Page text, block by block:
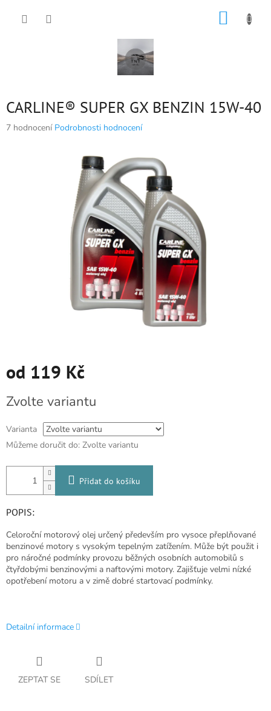
CARLINE® SUPER GX BENZIN 15W-40
Průměrné
7 hodnocení Podrobnosti hodnocení
od 119 Kč
cena:
Zvolte variantu
Varianta
Můžeme doručit do: Zvolte variantu
Přidat do košíku
POPIS:
Celoroční motorový olej určený především pro vysoce přeplňované
benzinové motory s vysokým tepelným zatížením. Může být použit i
pro náročné podmínky provozu běžných osobních automobilů s
čtyřdobými benzinovými a naftovými motory. Zajišťuje velmi nízké
opotřebení motoru a v zimě dobré startovací podmínky.
Detailní informace
ZEPTAT SE SDÍLET